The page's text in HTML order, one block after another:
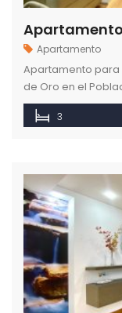
Apartamento
Apartamento para
de Oro en el
lugar tranquilo y
3